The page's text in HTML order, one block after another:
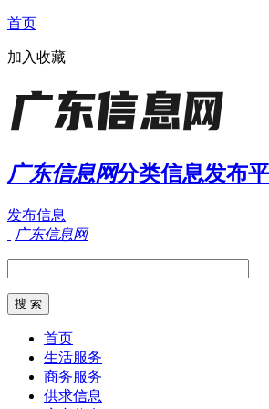
首页
加入收藏
广东信息网分类信息发布
发布信息
广东信息网
首页
生活服务
商务服务
供求信息